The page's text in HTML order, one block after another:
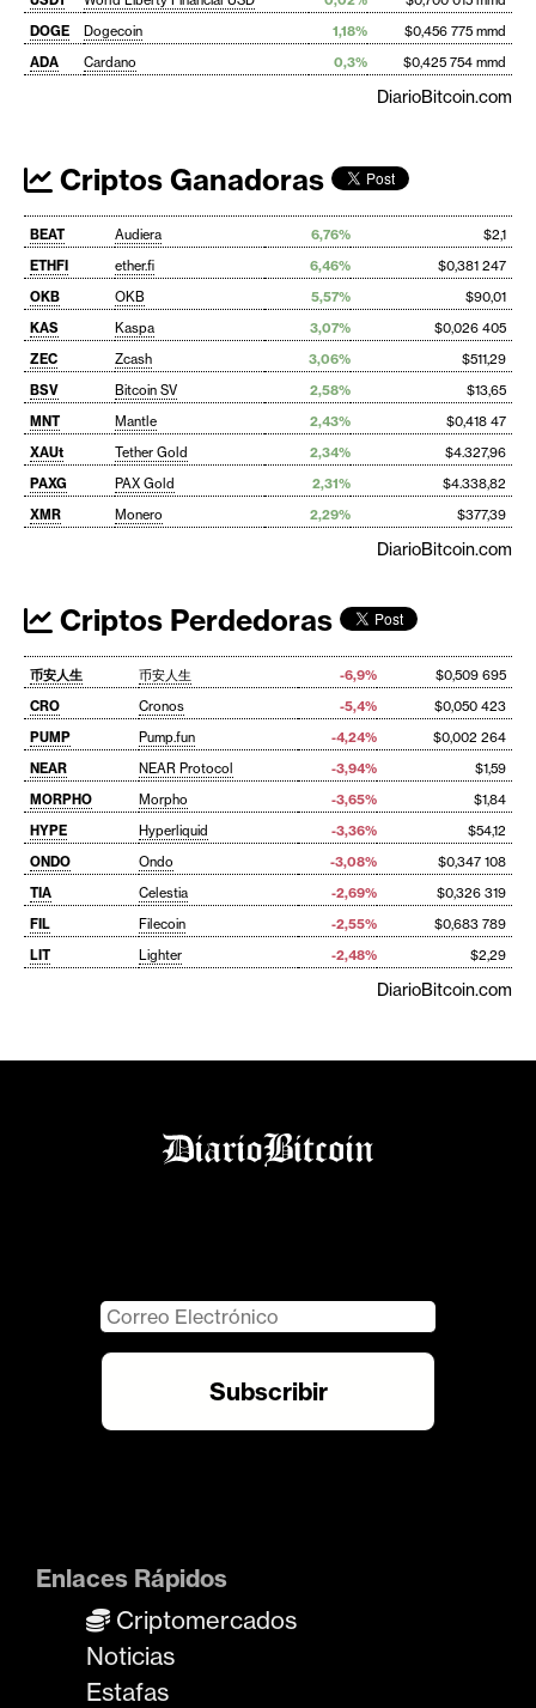
DOGE
Dogecoin 1,18%
$0,456 775 mmd
ADA
Cardano 0,3% $0,425 754 mmd
DiarioBitcoin.com
Criptos Ganadoras
BEAT Audiera 6,76%
$2,1
ETHFI
ether.fi 6,46%
$0,381 247
OKB
OKB 5,57%
$90,01
KAS
Kaspa 3,07%
$0,026 405
ZEC
Zcash 3,06%
$511,29
BSV
Bitcoin SV 2,58%
$13,65
MNT
Mantle 2,43%
$0,418 47
XAUt
Tether Gold 2,34%
$4.327,96
PAXG
PAX Gold 2,31%
$4.338,82
XMR
Monero 2,29% $377,39
DiarioBitcoin.com
Criptos Perdedoras
币安人生 币安人生 -6,9%
$0,509 695
CRO
Cronos -5,4%
$0,050 423
PUMP
Pump.fun -4,24%
$0,002 264
NEAR
NEAR Protocol -3,94%
$1,59
MORPHO
Morpho -3,65%
$1,84
HYPE
Hyperliquid -3,36%
$54,12
ONDO
Ondo -3,08%
$0,347 108
TIA
Celestia -2,69%
$0,326 319
FIL
Filecoin -2,55%
$0,683 789
LIT
Lighter -2,48% $2,29
DiarioBitcoin.com
Enlaces Rápidos
Criptomercados
Noticias
Estafas